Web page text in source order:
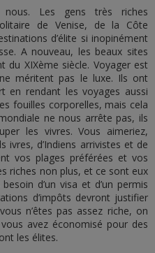
nous. Les gens très riches
de Venise, de la Côte
d’élite si inopinément
A nouveau, les beaux sites
XIXème siècle. Voyager est
méritent pas le luxe. Ils ont
en rendant les voyages aussi
fouilles corporelles, mais cela
ne nous arrête pas, ils
les vivres. Vous aimeriez,
ivres, d’Indiens arrivistes et de
vos plages préférées et vos
riches non plus, et ce sont eux
d’un visa et d’un permis
d’impôts devront justifier
n’êtes pas assez riche, on
avez économisé pour des
les élites.